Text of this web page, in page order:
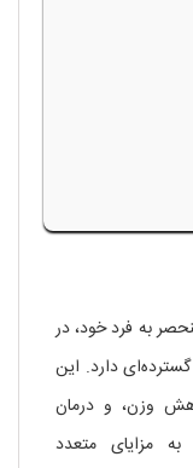
به فرد خود، در
دارد. این
وزن، و درمان
مزایای متعدد